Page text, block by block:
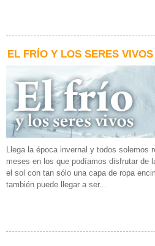
EL FRÍO Y LOS SERES VIVOS
Llega la época invernal y todos solemos
meses en los que podíamos disfrutar de
el sol con tan sólo una capa de ropa
también puede llegar a ser...